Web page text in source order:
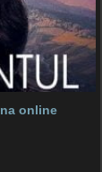
online